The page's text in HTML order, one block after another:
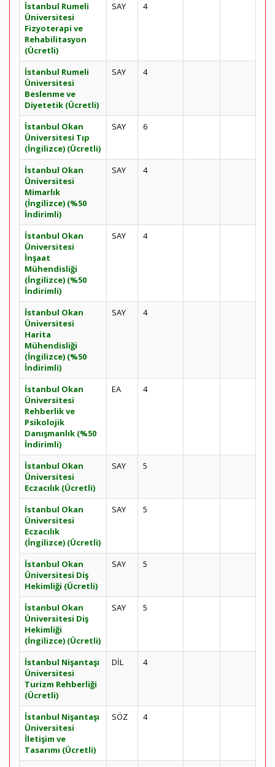
İstanbul Rumeli
Üniversitesi
Fizyoterapi ve
Rehabilitasyon
(Ücretli)
SAY 4
İstanbul Rumeli
Üniversitesi
Beslenme ve
Diyetetik (Ücretli)
SAY 4
İstanbul Okan
Üniversitesi Tıp
(İngilizce) (Ücretli)
SAY 6
İstanbul Okan
Üniversitesi
Mimarlık
(İngilizce) (%50
İndirimli)
SAY 4
İstanbul Okan
Üniversitesi
İnşaat
Mühendisliği
(İngilizce) (%50
İndirimli)
SAY 4
İstanbul Okan
Üniversitesi
Harita
Mühendisliği
(İngilizce) (%50
İndirimli)
SAY 4
İstanbul Okan
Üniversitesi
Rehberlik ve
Psikolojik
Danışmanlık (%50
İndirimli)
EA 4
İstanbul Okan
Üniversitesi
Eczacılık (Ücretli)
SAY 5
İstanbul Okan
Üniversitesi
Eczacılık
(İngilizce) (Ücretli)
SAY 5
İstanbul Okan
Üniversitesi Diş
Hekimliği (Ücretli)
SAY 5
İstanbul Okan
Üniversitesi Diş
Hekimliği
(İngilizce) (Ücretli)
SAY 5
İstanbul Nişantaşı
Üniversitesi
Turizm Rehberliği
(Ücretli)
DİL 4
İstanbul Nişantaşı
Üniversitesi
İletişim ve
Tasarımı (Ücretli)
SÖZ 4